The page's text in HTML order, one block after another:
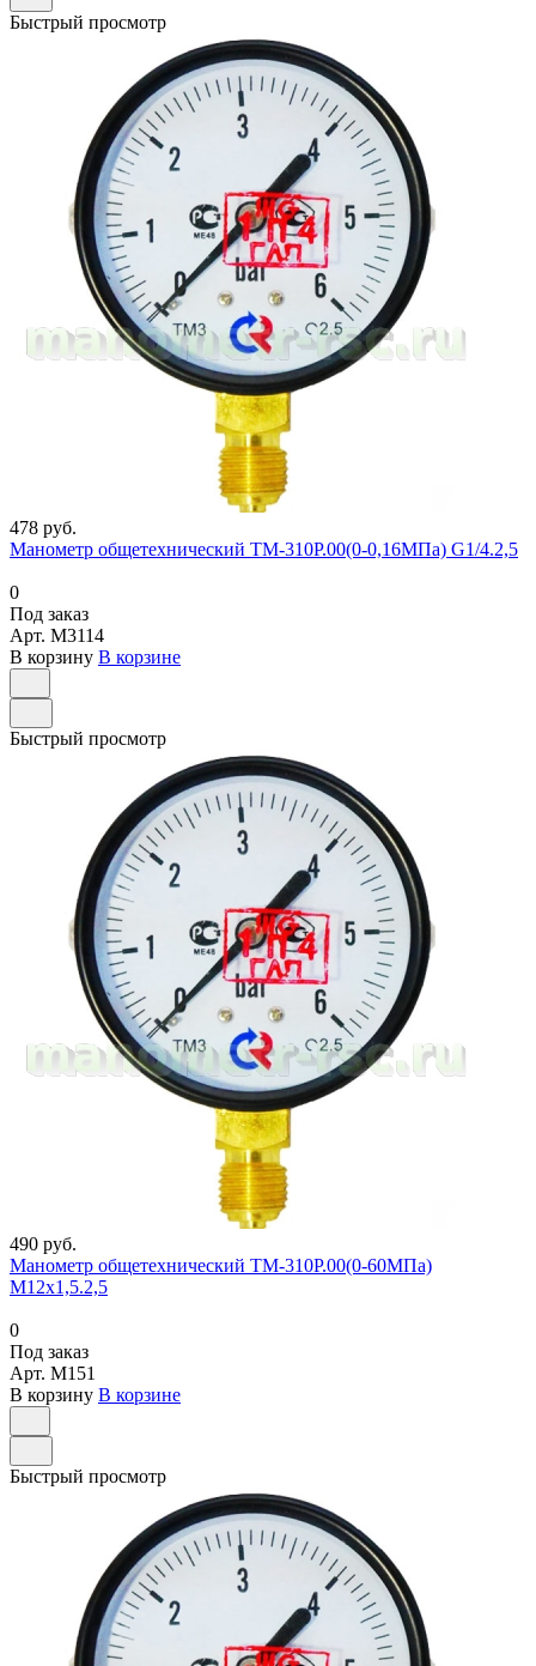
Быстрый просмотр
478 руб.
Манометр общетехнический ТМ-310Р.00(0-0,16МПа) G1/4.2,5
0
Под заказ
Арт. M3114
В корзину В корзине
Быстрый просмотр
490 руб.
Манометр общетехнический ТМ-310Р.00(0-60МПа)
М12х1,5.2,5
0
Под заказ
Арт. M151
В корзину В корзине
Быстрый просмотр